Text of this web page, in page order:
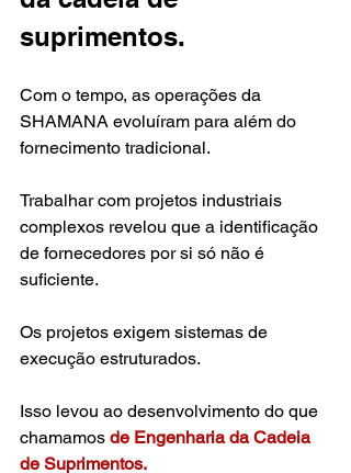
suprimentos.
Com o tempo, as operações da
SHAMANA evoluíram para além do
fornecimento tradicional.
Trabalhar com projetos industriais
complexos revelou que a identificação
de fornecedores por si só não é
suficiente.
Os projetos exigem sistemas de
execução estruturados.
Isso levou ao desenvolvimento do que
chamamos de Engenharia da Cadeia
de Suprimentos.